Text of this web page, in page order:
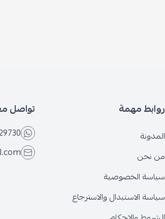
روابط مهمة
المدونة
من نحن
سياسة الخصوصية
سياسة الاستبدال والاسترجاع
تواصل